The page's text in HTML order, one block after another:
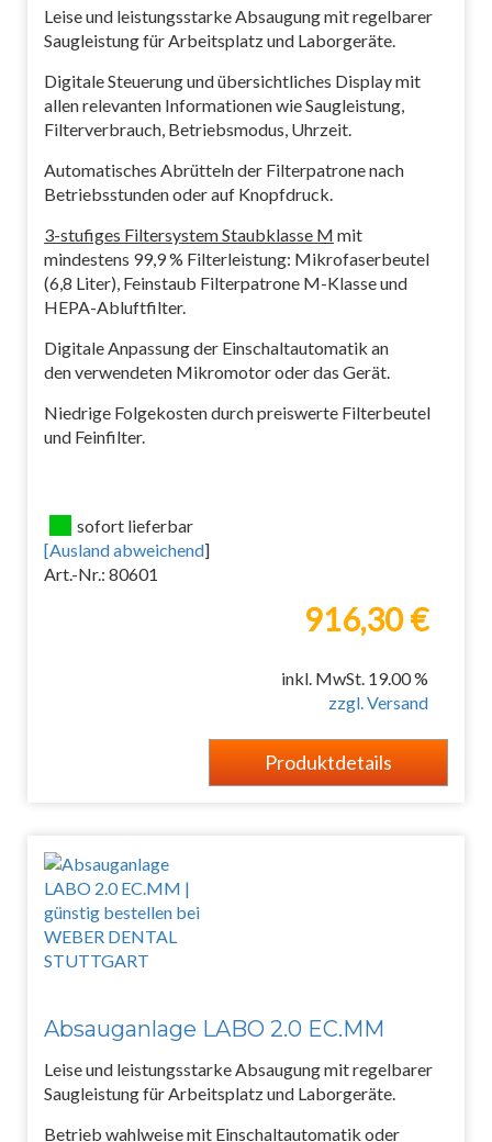
Leise und leistungsstarke Absaugung mit regelbarer
Saugleistung für Arbeitsplatz und Laborgeräte.
Digitale Steuerung und übersichtliches Display mit
allen relevanten Informationen wie Saugleistung,
Filterverbrauch, Betriebsmodus, Uhrzeit.
Automatisches Abrütteln der Filterpatrone nach
Betriebsstunden oder auf Knopfdruck.
3-stufiges Filtersystem Staubklasse M mit
mindestens 99,9 % Filterleistung: Mikrofaserbeutel
(6,8 Liter), Feinstaub Filterpatrone M-Klasse und
HEPA-Abluftfilter.
Digitale Anpassung der Einschaltautomatik an
den verwendeten Mikromotor oder das Gerät.
Niedrige Folgekosten durch preiswerte Filterbeutel
und Feinfilter.
sofort lieferbar
[Ausland abweichend]
Art.-Nr.: 80601
916,30 €
inkl. MwSt. 19.00 %
zzgl. Versand
Produktdetails
Absauganlage LABO 2.0 EC.MM
Leise und leistungsstarke Absaugung mit regelbarer
Saugleistung für Arbeitsplatz und Laborgeräte.
Betrieb wahlweise mit Einschaltautomatik oder